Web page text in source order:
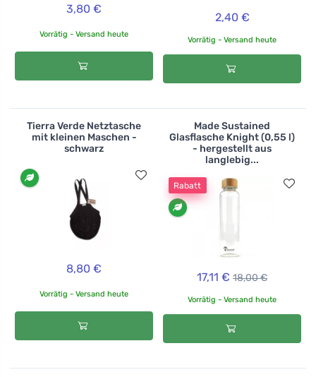
3,80 €
Vorrätig - Versand heute
2,40 €
Vorrätig - Versand heute
Tierra Verde Netztasche
mit kleinen Maschen -
schwarz
8,80 €
Vorrätig - Versand heute
Made Sustained
Glasflasche Knight (0,55 l)
- hergestellt aus
langlebig...
Rabatt
17,11 € 18,00 €
Vorrätig - Versand heute